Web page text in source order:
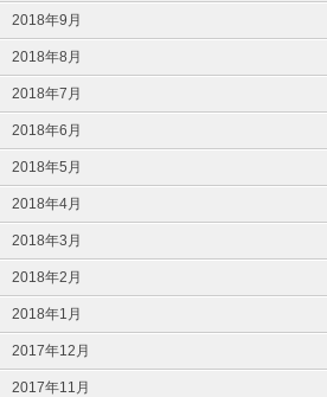
2018年9月
2018年8月
2018年7月
2018年6月
2018年5月
2018年4月
2018年3月
2018年2月
2018年1月
2017年12月
2017年11月